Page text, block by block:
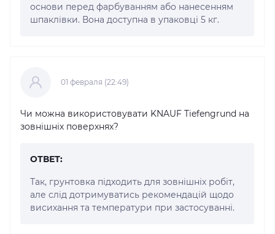
основи перед фарбуванням або нанесенням
шпаклівки. Вона доступна в упаковці 5 кг.
01 февраля (22:49)
Чи можна використовувати KNAUF Tiefengrund на
зовнішніх поверхнях?
ОТВЕТ:
Так, грунтовка підходить для зовнішніх робіт,
але слід дотримуватись рекомендацій щодо
висихання та температури при застосуванні.